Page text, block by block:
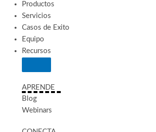
Productos
Servicios
Casos de Exito
Equipo
Recursos
APRENDE
Blog
Webinars